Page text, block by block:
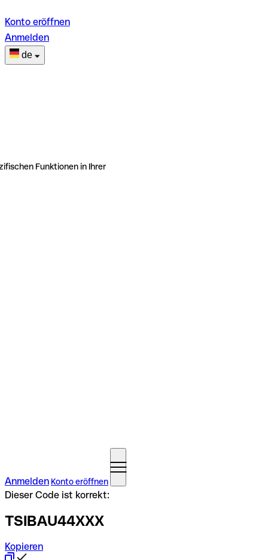
Konto eröffnen
Anmelden
de
Funktionen in Ihrer
Anmelden Konto eröffnen
Dieser Code ist korrekt:
TSIBAU44XXX
Kopieren